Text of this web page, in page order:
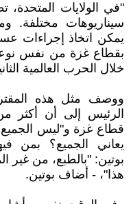
"في الولايات المتحدة،
سيناريوهات مختلفة.
يمكن اتخاذ إجراءات
بقطاع غزة من نفس
خلال الحرب العالمية
ووصف مثل هذه
الرئيس إلى أن
قطاع غزة و"ليس
يعاني الجميع؟ بمن
بوتين: "بالطبع، من
هذا"، - أضاف بوتين.